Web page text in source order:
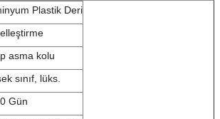
Plastik Deri
asma kolu
sınıf, lüks.
Gün